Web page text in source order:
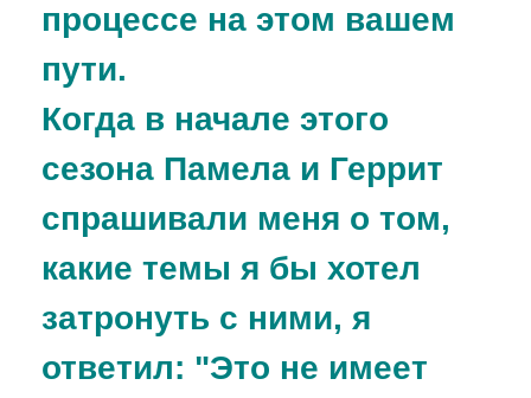
процессе на этом вашем
пути.
Когда в начале этого
сезона Памела и Геррит
спрашивали меня о том,
какие темы я бы хотел
затронуть с ними, я
ответил: "Это не имеет